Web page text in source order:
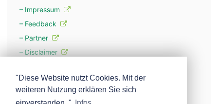
– Impressum
– Feedback
– Partner
– Disclaimer
– Werbung
"Diese Website nutzt Cookies. Mit der
weiteren Nutzung erklären Sie sich